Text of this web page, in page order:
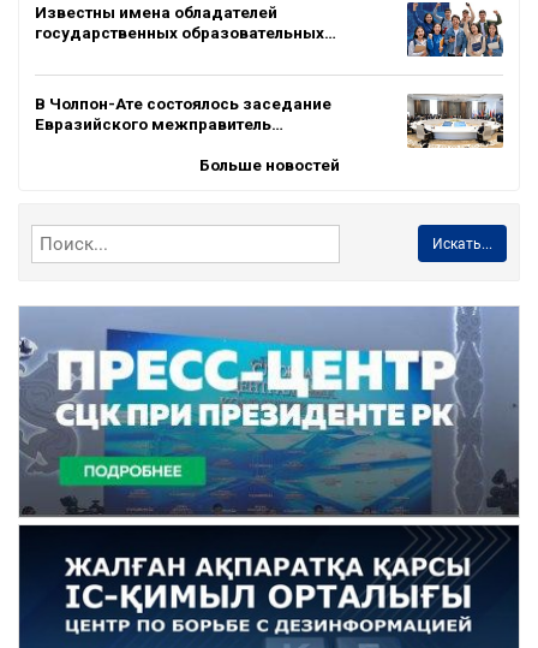
Известны имена обладателей
государственных образовательных…
В Чолпон-Ате состоялось заседание
Евразийского межправитель…
Больше новостей
Искать...